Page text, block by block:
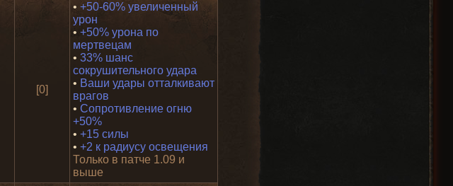
[0]
• +50-60% увеличенный
урон
• +50% урона по
мертвецам
• 33% шанс
сокрушительного удара
• Ваши удары отталкивают
врагов
• Сопротивление огню
+50%
• +15 силы
• +2 к радиусу освещения
Только в патче 1.09 и
выше